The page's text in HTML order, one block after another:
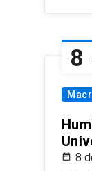
8
8